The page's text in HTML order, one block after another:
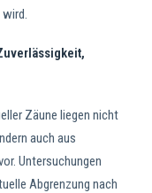
Zäune liegen nicht
auch aus
Untersuchungen
Abgrenzung nach